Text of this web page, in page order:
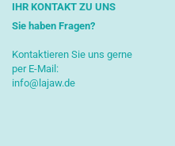
IHR KONTAKT ZU UNS
Sie haben Fragen?
Kontaktieren Sie uns gerne
per E-Mail:
info@lajaw.de